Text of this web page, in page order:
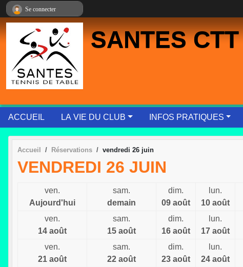
SANTES CTT
ACCUEIL LA VIE DU CLUB INFOS PRATIQUES
Accueil Réservations vendredi 26 juin
VENDREDI 26 JUIN
ven.
Aujourd'hui
sam.
demain
dim.
09 août
lun.
10 août
ven.
14 août
sam.
15 août
dim.
16 août
lun.
17 août
ven.
21 août
sam.
22 août
dim.
23 août
lun.
24 août
Se connecter
Panneau de gestion des cookies